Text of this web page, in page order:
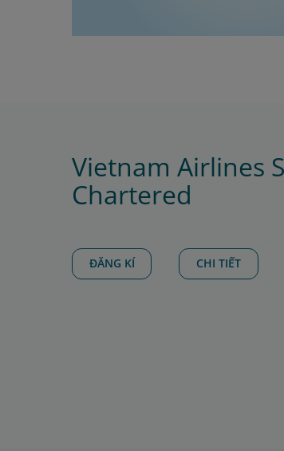
Vietnam Airlines
Chartered
ĐĂNG KÍ CHI TIẾT